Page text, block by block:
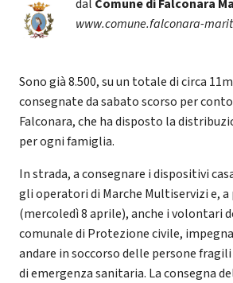
dal Comune di Falconara
www.comune.falconara-
Sono già 8.500, su un totale di circa
consegnate da sabato scorso per
Falconara, che ha disposto la
per ogni famiglia.
In strada, a consegnare i dispositivi
gli operatori di Marche Multiservizi e,
(mercoledì 8 aprile), anche i volontari
comunale di Protezione civile,
andare in soccorso delle persone
di emergenza sanitaria. La consegna